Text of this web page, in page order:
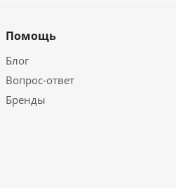
Помощь
Блог
Вопрос-ответ
Бренды